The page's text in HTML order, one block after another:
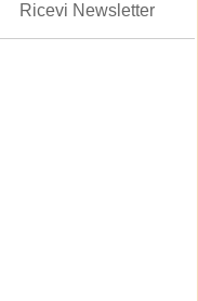
Ricevi Newsletter